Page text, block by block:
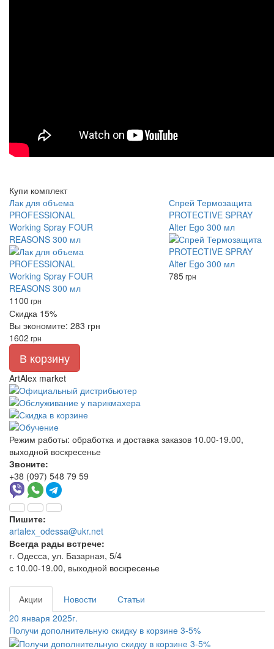
Купи комплект
Лак для объема
PROFESSIONAL
Working Spray FOUR
REASONS 300 мл
1100 грн
Спрей Термозащита
PROTECTIVE SPRAY
Alter Ego 300 мл
785грн
Скидка 15%
Вы экономите: 283 грн
1602 грн
В корзину
ArtAlex market
Режим работы: обработка и доставка заказов 10.00-19.00,
выходной воскресенье
Звоните:
+38 (097) 548 79 59
Пишите:
artalex_odessa@ukr.net
Всегда рады встрече:
г. Одесса, ул. Базарная, 5/4
с 10.00-19.00, выходной воскресенье
Акции Новости
Статьи
20 января 2025г.
Получи дополнительную скидку в корзине 3-5%